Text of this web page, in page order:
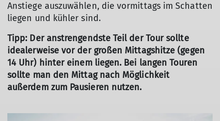
Anstiege auszuwählen, die vormittags im Schatten
liegen und kühler sind.
Tipp: Der anstrengendste Teil der Tour sollte
idealerweise vor der großen Mittagshitze (gegen
14 Uhr) hinter einem liegen. Bei langen Touren
sollte man den Mittag nach Möglichkeit
außerdem zum Pausieren nutzen.